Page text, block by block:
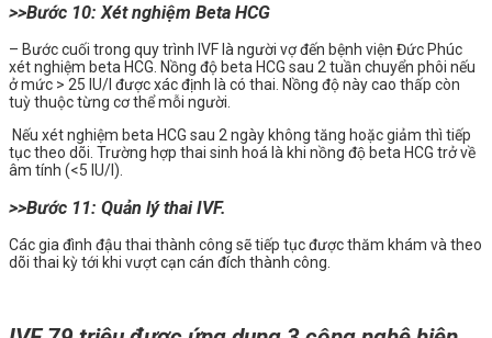
>>Bước 10: Xét nghiệm Beta HCG
– Bước cuối trong quy trình IVF là người vợ đến bệnh viện Đức Phúc
xét nghiệm beta HCG. Nồng độ beta HCG sau 2 tuần chuyển phôi nếu
ở mức > 25 IU/l được xác định là có thai. Nồng độ này cao thấp còn
tuỳ thuộc từng cơ thể mỗi người.
Nếu xét nghiệm beta HCG sau 2 ngày không tăng hoặc giảm thì tiếp
tục theo dõi. Trường hợp thai sinh hoá là khi nồng độ beta HCG trở về
âm tính (<5 IU/l).
>>Bước 11: Quản lý thai IVF.
Các gia đình đậu thai thành công sẽ tiếp tục được thăm khám và theo
dõi thai kỳ tới khi vượt cạn cán đích thành công.